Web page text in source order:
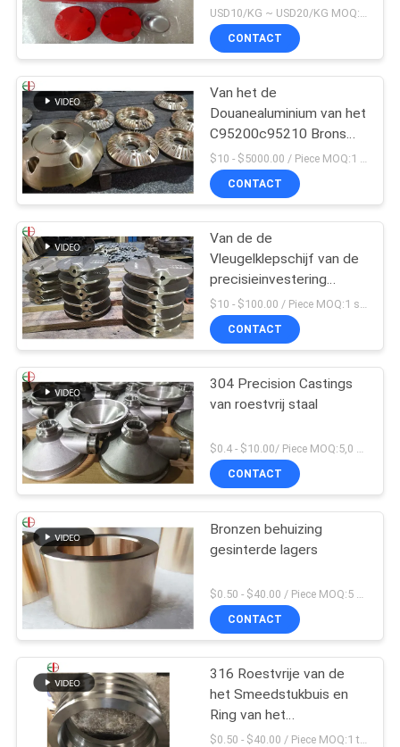
Rode Kleur van
Legeringenalu
USD10/KG ~ USD20/KG MOQ:50kg
CONTACT
Van het de
Douanealuminium van het
C95200c95210 Brons
het Gietende Lichaam
van de het Bronsklep
CONTACT
Van de de
Vleugelklepschijf van de
precisieinvestering
Gietend Het
Bronsmessing 009
ASTM B61 B62
CONTACT
304 Precision Castings
van roestvrij staal
$0.4 - $10.00/ Piece MOQ:5,0 Kilogram
CONTACT
Bronzen behuizing
gesinterde lagers
$0.50 - $40.00 / Piece MOQ:5 stukken
CONTACT
316 Roestvrije van de
het Smeedstukbuis en
Ring van het
Legeringsstaal de Buis